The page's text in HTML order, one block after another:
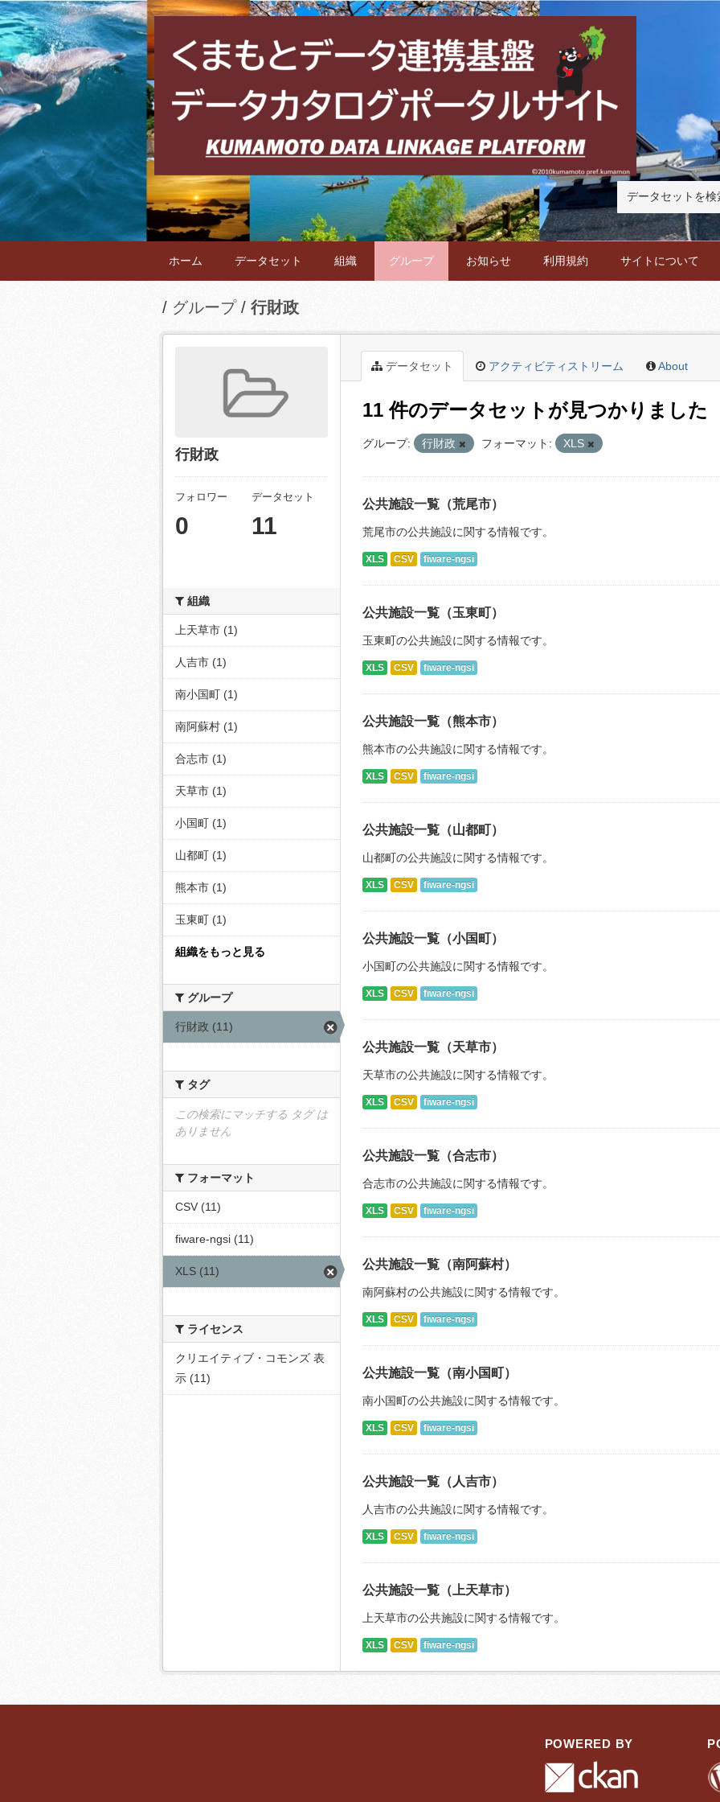
ホーム データセット 組織 グループ お知らせ 利用規約 サイトについて
グループ 行財政
データセット アクティビティストリーム About
11 件のデータセットが見つかりました
グループ: 行財政 フォーマット: XLS
公共施設一覧（荒尾市）
荒尾市の公共施設に関する情報です。
XLS CSV fiware-ngsi
公共施設一覧（玉東町）
玉東町の公共施設に関する情報です。
XLS CSV fiware-ngsi
公共施設一覧（熊本市）
熊本市の公共施設に関する情報です。
XLS CSV fiware-ngsi
公共施設一覧（山都町）
山都町の公共施設に関する情報です。
XLS CSV fiware-ngsi
公共施設一覧（小国町）
小国町の公共施設に関する情報です。
XLS CSV fiware-ngsi
公共施設一覧（天草市）
天草市の公共施設に関する情報です。
XLS CSV fiware-ngsi
公共施設一覧（合志市）
合志市の公共施設に関する情報です。
XLS CSV fiware-ngsi
公共施設一覧（南阿蘇村）
南阿蘇村の公共施設に関する情報です。
XLS CSV fiware-ngsi
公共施設一覧（南小国町）
南小国町の公共施設に関する情報です。
XLS CSV fiware-ngsi
公共施設一覧（人吉市）
人吉市の公共施設に関する情報です。
XLS CSV fiware-ngsi
公共施設一覧（上天草市）
上天草市の公共施設に関する情報です。
XLS CSV fiware-ngsi
行財政
フォロワー
0
データセット
11
組織
上天草市 (1)
人吉市 (1)
南小国町 (1)
南阿蘇村 (1)
合志市 (1)
天草市 (1)
小国町 (1)
山都町 (1)
熊本市 (1)
玉東町 (1)
組織をもっと見る
グループ
行財政 (11)
タグ
この検索にマッチする タグ は
ありません
フォーマット
CSV (11)
fiware-ngsi (11)
XLS (11)
ライセンス
クリエイティブ・コモンズ 表
示 (11)
POWERED BY